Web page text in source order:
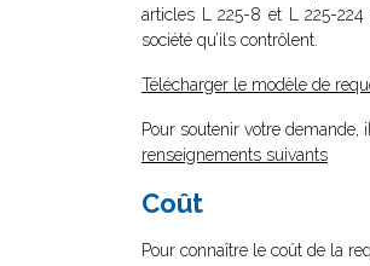
articles L 225-8 et L 225-224
société qu’ils contrôlent.
Télécharger le modèle de
Pour soutenir votre demande,
renseignements suivants
Coût
Pour connaître le coût de la